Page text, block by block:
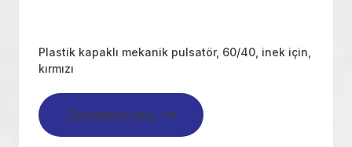
Plastik kapaklı mekanik pulsatör, 60/40, inek için,
kırmızı
Devamını oku